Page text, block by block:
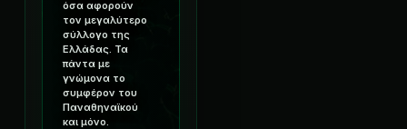
όσα αφορούν
τον μεγαλύτερο
σύλλογο της
Ελλάδας. Τα
πάντα με
γνώμονα το
συμφέρον του
Παναθηναϊκού
και μόνο.